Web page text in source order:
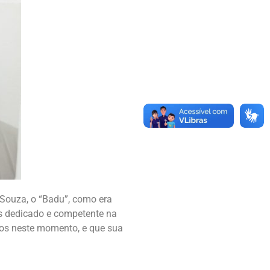
o “Badu”, como era
e competente na
neste momento, e que sua